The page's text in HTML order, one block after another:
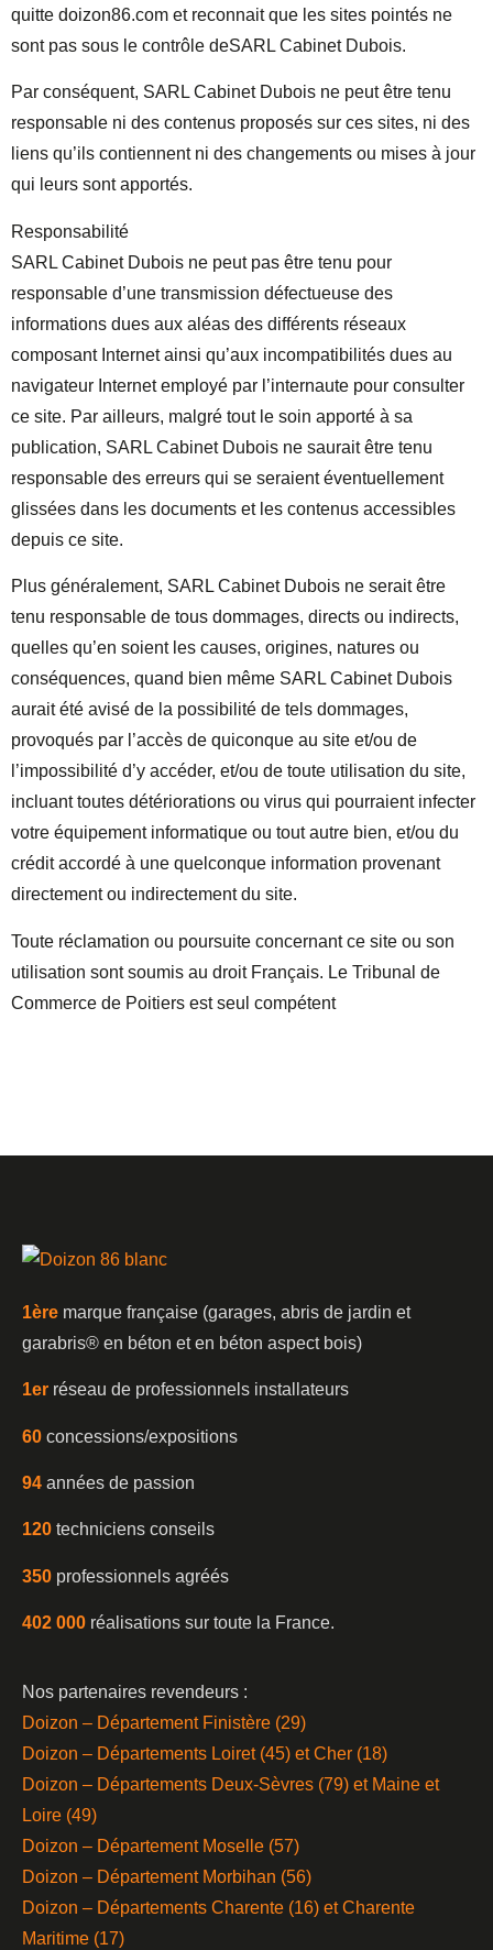
quitte doizon86.com et reconnait que les sites pointés ne
sont pas sous le contrôle deSARL Cabinet Dubois.
Par conséquent, SARL Cabinet Dubois ne peut être tenu
responsable ni des contenus proposés sur ces sites, ni des
liens qu’ils contiennent ni des changements ou mises à jour
qui leurs sont apportés.
Responsabilité
SARL Cabinet Dubois ne peut pas être tenu pour
responsable d’une transmission défectueuse des
informations dues aux aléas des différents réseaux
composant Internet ainsi qu’aux incompatibilités dues au
navigateur Internet employé par l’internaute pour consulter
ce site. Par ailleurs, malgré tout le soin apporté à sa
publication, SARL Cabinet Dubois ne saurait être tenu
responsable des erreurs qui se seraient éventuellement
glissées dans les documents et les contenus accessibles
depuis ce site.
Plus généralement, SARL Cabinet Dubois ne serait être
tenu responsable de tous dommages, directs ou indirects,
quelles qu’en soient les causes, origines, natures ou
conséquences, quand bien même SARL Cabinet Dubois
aurait été avisé de la possibilité de tels dommages,
provoqués par l’accès de quiconque au site et/ou de
l’impossibilité d’y accéder, et/ou de toute utilisation du site,
incluant toutes détériorations ou virus qui pourraient infecter
votre équipement informatique ou tout autre bien, et/ou du
crédit accordé à une quelconque information provenant
directement ou indirectement du site.
Toute réclamation ou poursuite concernant ce site ou son
utilisation sont soumis au droit Français. Le Tribunal de
Commerce de Poitiers est seul compétent
1ère marque française (garages, abris de jardin et
garabris®️ en béton et en béton aspect bois)
1er réseau de professionnels installateurs
60 concessions/expositions
94 années de passion
120 techniciens conseils
350 professionnels agréés
402 000 réalisations sur toute la France.
Nos partenaires revendeurs :
Doizon – Département Finistère (29)
Doizon – Départements Loiret (45) et Cher (18)
Doizon – Départements Deux-Sèvres (79) et Maine et
Loire (49)
Doizon – Département Moselle (57)
Doizon – Département Morbihan (56)
Doizon – Départements Charente (16) et Charente
Maritime (17)